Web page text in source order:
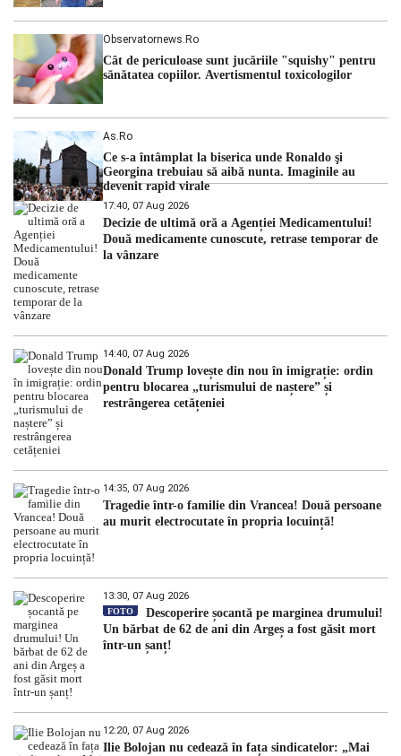
Observatornews.ro
Cât de periculoase sunt jucăriile "squishy" pentru
sănătatea copiilor. Avertismentul toxicologilor
As.ro
Ce s-a întâmplat la biserica unde Ronaldo şi
Georgina trebuiau să aibă nunta. Imaginile au
devenit rapid virale
17:40, 07 Aug 2026
Decizie de ultimă oră a Agenției Medicamentului!
Două medicamente cunoscute, retrase temporar de
la vânzare
14:40, 07 Aug 2026
Donald Trump lovește din nou în imigrație: ordin
pentru blocarea „turismului de naștere” și
restrângerea cetățeniei
14:35, 07 Aug 2026
Tragedie într-o familie din Vrancea! Două persoane
au murit electrocutate în propria locuință!
13:30, 07 Aug 2026
FOTO
Descoperire șocantă pe marginea drumului!
Un bărbat de 62 de ani din Argeș a fost găsit mort
într-un șanț!
12:20, 07 Aug 2026
Ilie Bolojan nu cedează în fața sindicatelor: „Mai